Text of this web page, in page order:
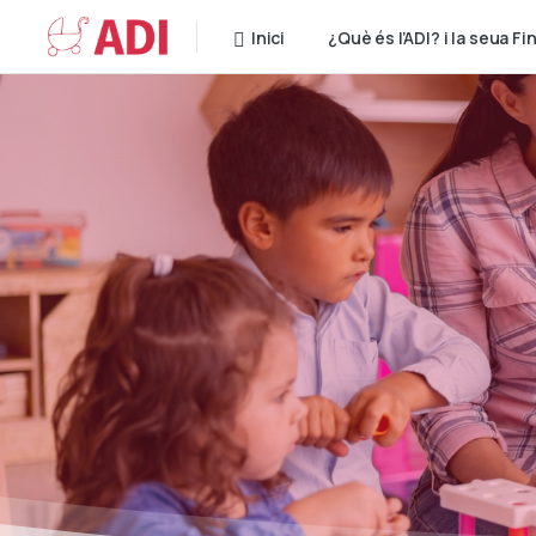
Inici ¿Què és l’ADI? i la seua